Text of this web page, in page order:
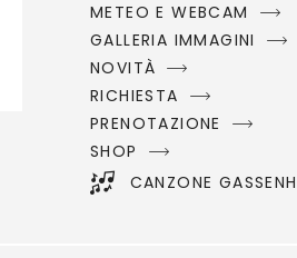
METEO E WEBCAM
GALLERIA IMMAGINI
NOVITÀ
RICHIESTA
PRENOTAZIONE
SHOP
CANZONE